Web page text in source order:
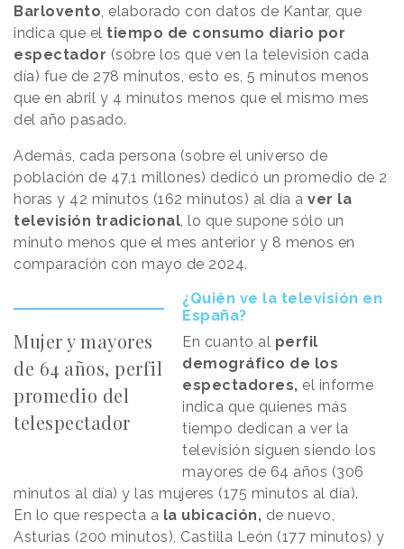
Barlovento, elaborado con datos de Kantar, que
indica que el tiempo de consumo diario por
espectador (sobre los que ven la televisión cada
día) fue de 278 minutos, esto es, 5 minutos menos
que en abril y 4 minutos menos que el mismo mes
del año pasado.
Además, cada persona (sobre el universo de
población de 47,1 millones) dedicó un promedio de 2
horas y 42 minutos (162 minutos) al día a ver la
televisión tradicional, lo que supone sólo un
minuto menos que el mes anterior y 8 menos en
comparación con mayo de 2024.
Mujer y mayores
de 64 años, perfil
promedio del
telespectador
¿Quién ve la televisión en
España?
En cuanto al perfil
demográfico de los
espectadores, el informe
indica que quienes más
tiempo dedican a ver la
televisión siguen siendo los
mayores de 64 años (306
minutos al día) y las mujeres (175 minutos al día).
En lo que respecta a la ubicación, de nuevo,
Asturias (200 minutos), Castilla León (177 minutos) y